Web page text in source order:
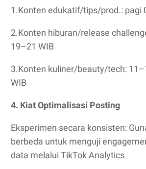
1.Konten edukatif/tips/prod.: pagi
2.Konten hiburan/release
19–21 WIB
3.Konten kuliner/beauty/tech:
WIB
4. Kiat Optimalisasi Posting
Eksperimen secara konsisten:
berbeda untuk menguji
data melalui TikTok Analytics